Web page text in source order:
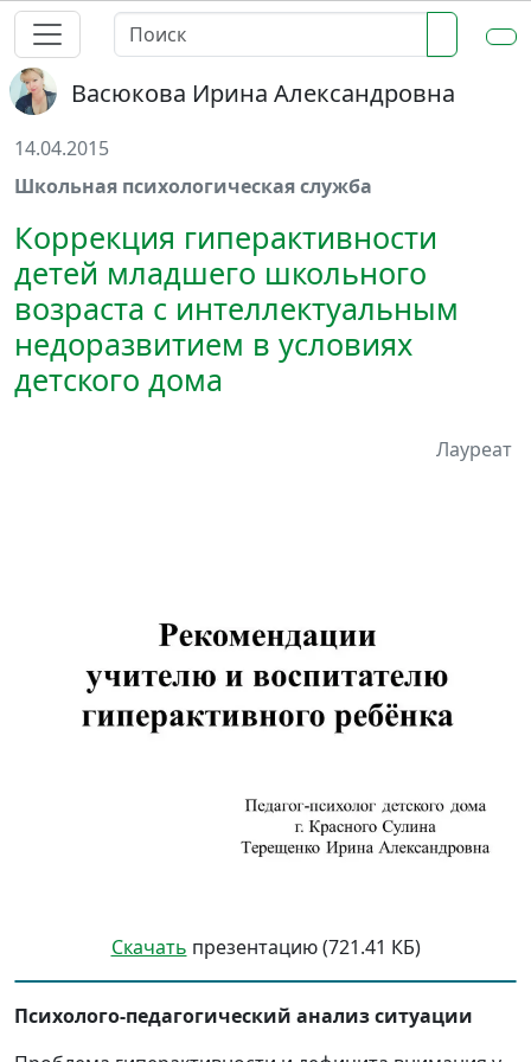
Васюкова Ирина Александровна
14.04.2015
Школьная психологическая служба
Коррекция гиперактивности
детей младшего школьного
возраста с интеллектуальным
недоразвитием в условиях
детского дома
Лауреат
Скачать презентацию (721.41 КБ)
Психолого-педагогический анализ ситуации